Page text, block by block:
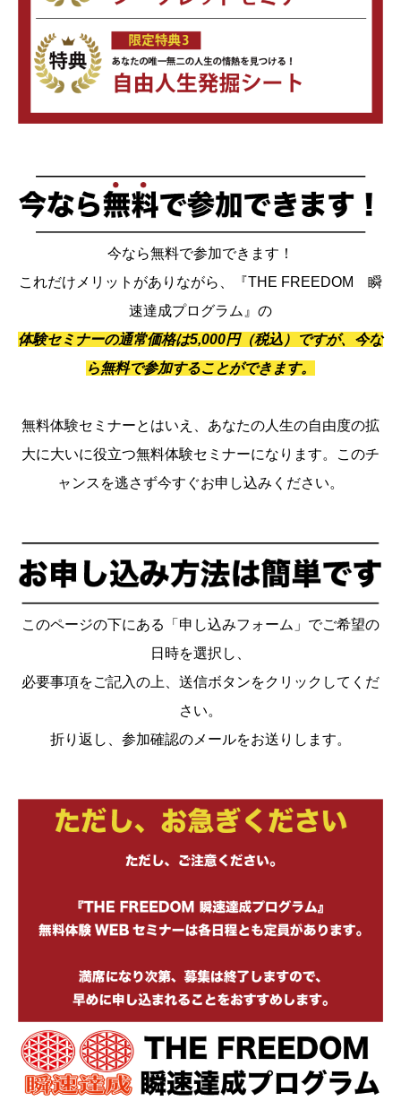
今なら無料で参加できます！
これだけメリットがありながら、『THE FREEDOM 瞬
速達成プログラム』の
体験セミナーの通常価格は5,000円（税込）ですが、今な
ら無料で参加することができます。
無料体験セミナーとはいえ、あなたの人生の自由度の拡
大に大いに役立つ無料体験セミナーになります。このチ
ャンスを逃さず今すぐお申し込みください。
このページの下にある「申し込みフォーム」でご希望の
日時を選択し、
必要事項をご記入の上、送信ボタンをクリックしてくだ
さい。
折り返し、参加確認のメールをお送りします。